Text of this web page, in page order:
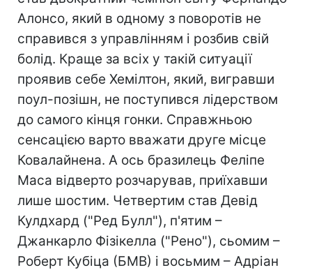
Алонсо, який в одному з поворотів не
справився з управлінням і розбив свій
болід. Краще за всіх у такій ситуації
проявив себе Хемілтон, який, вигравши
поул-позішн, не поступився лідерством
до самого кінця гонки. Справжньою
сенсацією варто вважати друге місце
Ковалайнена. А ось бразилець Феліпе
Маса відверто розчарував, приїхавши
лише шостим. Четвертим став Девід
Кулдхард ("Ред Булл"), п'ятим –
Джанкарло Фізікелла ("Рено"), сьомим –
Роберт Кубіца (БМВ) і восьмим – Адріан